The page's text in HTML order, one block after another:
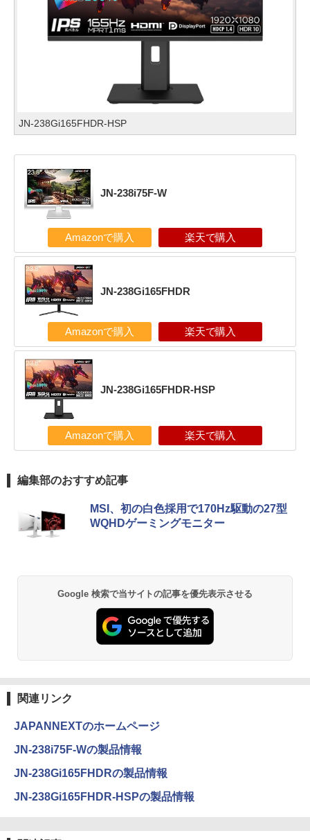
JN-238Gi165FHDR-HSP
JN-238i75F-W
Amazonで購入 楽天で購入
JN-238Gi165FHDR
Amazonで購入 楽天で購入
JN-238Gi165FHDR-HSP
Amazonで購入 楽天で購入
編集部のおすすめ記事
MSI、初の白色採用で170Hz駆動の27型
WQHDゲーミングモニター
Google 検索で当サイトの記事を優先表示させる
関連リンク
JAPANNEXTのホームページ
JN-238i75F-Wの製品情報
JN-238Gi165FHDRの製品情報
JN-238Gi165FHDR-HSPの製品情報